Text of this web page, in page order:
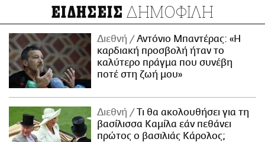
ΕΙΔΗΣΕΙΣ ΔΗΜΟΦΙΛΗ
Διεθνή
Αντόνιο Μπαντέρας: «Η
καρδιακή προσβολή ήταν το
καλύτερο πράγμα που συνέβη
ποτέ στη ζωή μου»
Διεθνή
Τι θα ακολουθήσει για τη
βασίλισσα Καμίλα εάν πεθάνει
πρώτος ο βασιλιάς Κάρολος;